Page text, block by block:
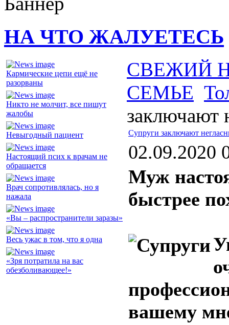
НА ЧТО ЖАЛУЕТЕСЬ
Кармические цепи ещё не
разорваны
Никто не молчит, все пишут
жалобы
Невыгодный пациент
Настоящий псих к врачам не
обращается
Врач сопротивлялась, но я
нажала
«Вы – распространители заразы»
Весь ужас в том, что я одна
«Зря потратила на вас
обезболивающее!»
СВЕЖИЙ
СЕМЬЕ
заключают
Супруги заключают
02.09.2020
Муж
быстрее
вашему